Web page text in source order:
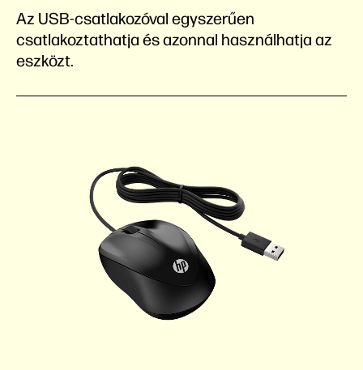
Az USB-csatlakozóval egyszerűen
csatlakoztathatja és azonnal használhatja az
eszközt.